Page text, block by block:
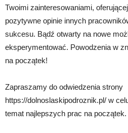
Twoimi zainteresowaniami,
pozytywne opinie innych
sukcesu. Bądź otwarty na nowe
eksperymentować. Powodzenia w
na początek!
Zapraszamy do odwiedzenia strony
https://dolnoslaskipodroznik.pl/ w
temat najlepszych prac na początek.